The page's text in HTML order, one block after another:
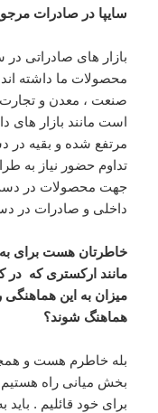
سایپا در صادرات
بازار های صادراتی
محصولات ما داشته
صنعت ، معدن و تجارت
است مانند بازار
مرتفع شده و بقیه در
تداوم حضور نیاز به
جهت محصولات در
داخلی و صادرات در
خاطرتان هست برای
مانند ارکستری که در
میزان به این هماهنگی
هماهنگ شوند؟
بله خاطرم هست و
بخش میانی راه
برای خود قائلیم .